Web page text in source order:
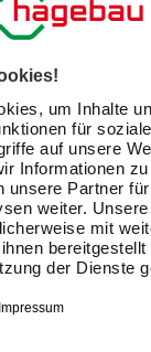
ausgeführt
Sperrholz und
jedoch aus
Kork und
ohne es fest
die Verlegung
den etwa